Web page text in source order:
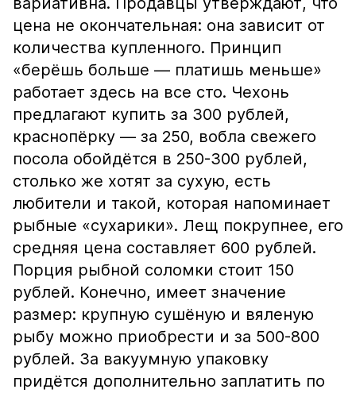
цена не окончательная: она зависит от
количества купленного. Принцип
«берёшь больше — платишь меньше»
работает здесь на все сто. Чехонь
предлагают купить за 300 рублей,
краснопёрку — за 250, вобла свежего
посола обойдётся в 250-300 рублей,
столько же хотят за сухую, есть
любители и такой, которая напоминает
рыбные «сухарики». Лещ покрупнее, его
средняя цена составляет 600 рублей.
Порция рыбной соломки стоит 150
рублей. Конечно, имеет значение
размер: крупную сушёную и вяленую
рыбу можно приобрести и за 500-800
рублей. За вакуумную упаковку
придётся дополнительно заплатить по